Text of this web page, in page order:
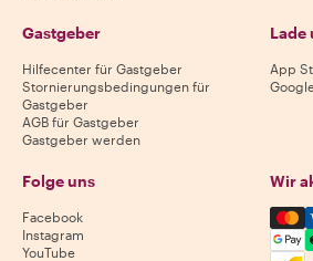
Gastgeber
Hilfecenter für Gastgeber
Stornierungsbedingungen für
Gastgeber
AGB für Gastgeber
Gastgeber werden
Lade
App
Folge uns
Facebook
Instagram
YouTube
Wir